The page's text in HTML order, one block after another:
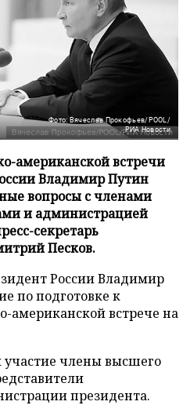
Фото: Вячеслав Прокофьев/POOL/
РИА Новости
американской встречи
Владимир Путин
вопросы с членами
и администрацией
секретарь
Песков.
России Владимир
по подготовке к
американской встрече на
члены высшего
президента.